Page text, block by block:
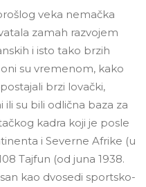
veka nemačka
zamah razvojem
i isto tako brzih
su vremenom, kako
brzi lovački,
su bili odlična baza za
kadra koji je posle
i Severne Afrike (u
Tajfun (od juna 1938.
kao dvosedi sportsko-